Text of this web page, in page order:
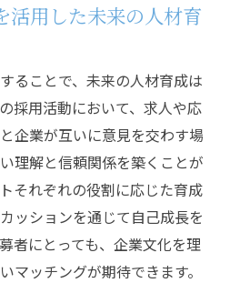
活用した未来の人材育
ることで、未来の人材育成は
採用活動において、求人や応
企業が互いに意見を交わす場
理解と信頼関係を築くことが
それぞれの役割に応じた育成
ッションを通じて自己成長を
者にとっても、企業文化を理
マッチングが期待できます。